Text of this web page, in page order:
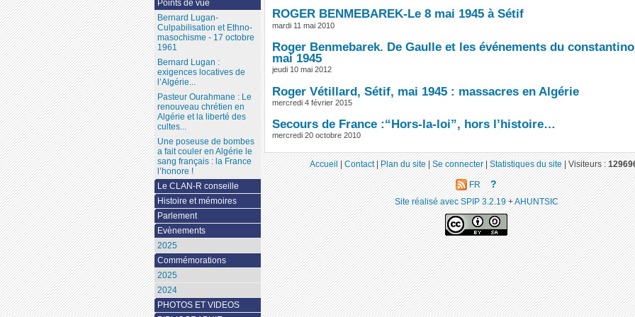
ROGER BENMEBAREK-Le 8 mai 1945 à Sétif
mardi 11 mai 2010
Roger Benmebarek. De Gaulle et les événements du
mai 1945
jeudi 10 mai 2012
Roger Vétillard, Sétif, mai 1945 : massacres en Algérie
mercredi 4 février 2015
Secours de France :“Hors-la-loi”, hors l’histoire…
mercredi 20 octobre 2010
Points de vue
Bernard Lugan-
Culpabilisation et Ethno-
masochisme - 17 octobre
1961
Bernard Lugan :
exigences locatives de
l’Algérie...
Pasteur Ourahmane : Le
renouveau chrétien en
Algérie et la liberté des
cultes...
Une poseuse de bombes
a fait couler en Algérie le
sang français : la France
l’honore !
Le CLAN-R conseille
Histoire et mémoires
Parlement
Evènements
2025
Commémorations
2025
2024
PHOTOS ET VIDEOS
Accueil|Contact|Plan du site|Se connecter|Statistiques du site|Visiteurs :
FR ?
Site réalisé avec SPIP 3.2.19+AHUNTSIC